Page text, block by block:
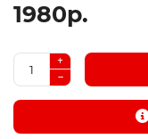
1980р.